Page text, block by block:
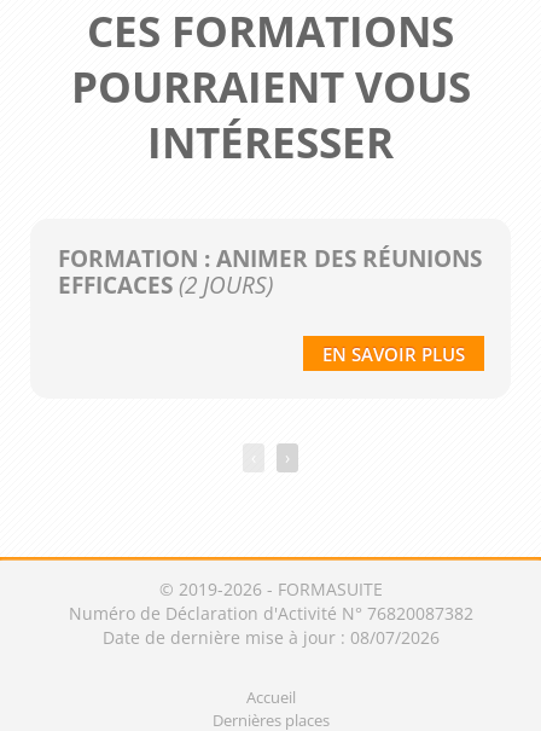
CES FORMATIONS
POURRAIENT VOUS
INTÉRESSER
FORMATION : ANIMER DES RÉUNIONS
EFFICACES(2 JOURS)
EN SAVOIR PLUS
›
© 2019-2026 - FORMASUITE
Numéro de Déclaration d'Activité N° 76820087382
Date de dernière mise à jour : 08/07/2026
Accueil
Dernières places